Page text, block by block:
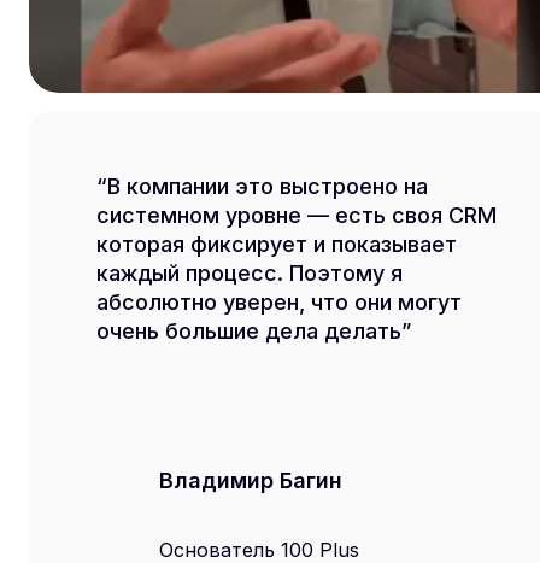
В компании это выстроено на
системном уровне — есть своя CRM
которая фиксирует и показывает
каждый процесс. Поэтому я
абсолютно уверен, что они могут
очень большие дела делать
Владимир Багин
Основатель 100 Plus